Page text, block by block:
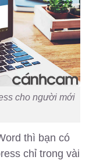
cho người mới
thì bạn có
chỉ trong vài